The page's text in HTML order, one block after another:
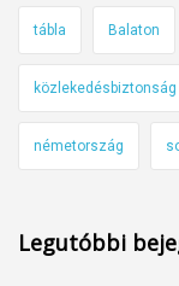
tábla Balaton
közlekedésbiztonság
németország
Legutóbbi